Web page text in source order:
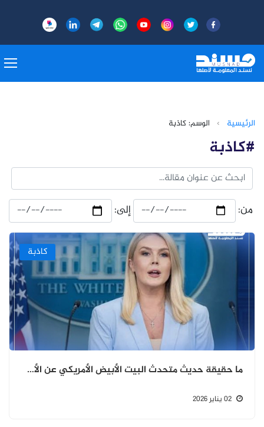
الرئيسية › الوسم: كاذبة
#كاذبة
من: إلى:
كاذبة
ما حقيقة حديث متحدث البيت الأبيض الأمريكي عن الأحداث الجارية في حضرموت؟